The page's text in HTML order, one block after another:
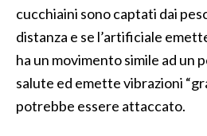
cucchiaini sono captati dai
distanza e se l’artificiale
ha un movimento simile ad un
salute ed emette vibrazioni
potrebbe essere attaccato.